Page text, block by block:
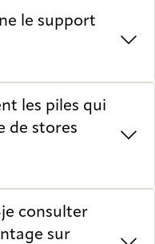
le support
les piles qui
de stores
consulter
sur